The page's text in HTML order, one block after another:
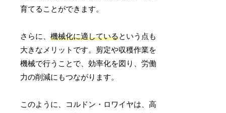
育てることができます。
さらに、機械化に適しているという点も
大きなメリットです。剪定や収穫作業を
機械で行うことで、効率化を図り、労働
力の削減にもつながります。
このように、コルドン・ロワイヤは、高